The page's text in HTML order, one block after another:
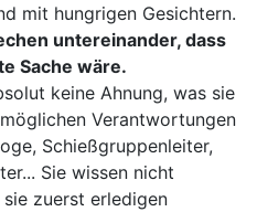
mit hungrigen Gesichtern.
untereinander, dass
Sache wäre.
keine Ahnung, was sie
Verantwortungen
Schießgruppenleiter,
Sie wissen nicht
zuerst erledigen